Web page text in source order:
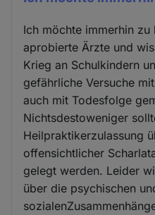
Ich möchte immerhin
aprobierte Ärzte und
Krieg an Schulkindern
gefährliche Versuche
auch mit Todesfolge
Nichtsdestoweniger
Heilpraktikerzulassung
offensichtlicher
gelegt werden. Leider
über die psychischen